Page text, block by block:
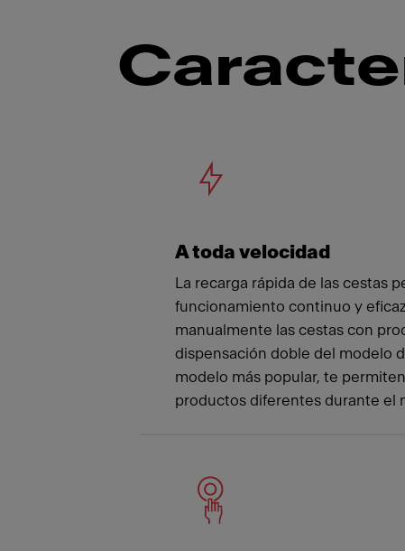
A toda velocidad
La recarga rápida de las cestas
funcionamiento continuo y
manualmente las cestas con
dispensación doble del modelo
modelo más popular, te
productos diferentes durante el